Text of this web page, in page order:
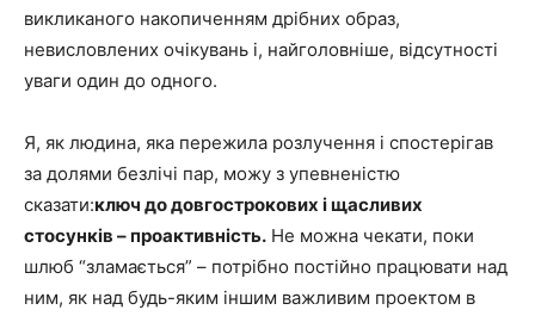
викликаного накопиченням дрібних образ,
невисловлених очікувань і, найголовніше, відсутності
уваги один до одного.
Я, як людина, яка пережила розлучення і спостерігав
за долями безлічі пар, можу з упевненістю
сказати:ключ до довгострокових і щасливих
стосунків – проактивність. Не можна чекати, поки
шлюб “зламається” – потрібно постійно працювати над
ним, як над будь-яким іншим важливим проектом в